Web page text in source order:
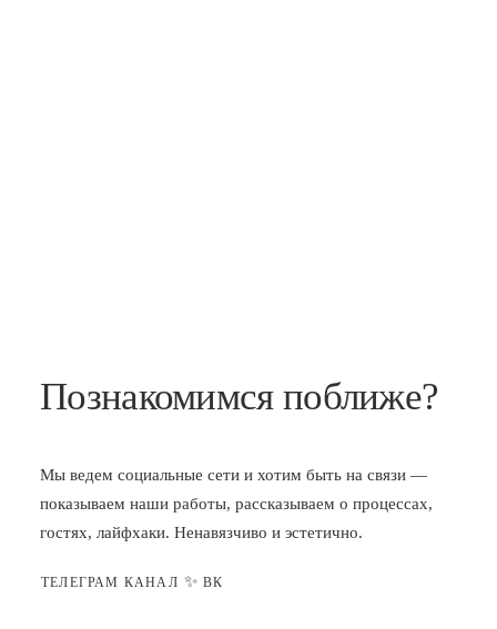
Познакомимся поближе?
Мы ведем социальные сети и хотим быть на связи —
показываем наши работы, рассказываем о процессах,
гостях, лайфхаки. Ненавязчиво и эстетично.
ТЕЛЕГРАМ КАНАЛ ✨ ВК